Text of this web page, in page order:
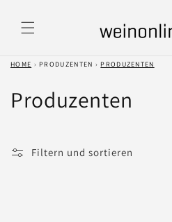
Inhalt
HOME › PRODUZENTEN › PRODUZENTEN
K
t
Produzenten
Filtern und sortieren